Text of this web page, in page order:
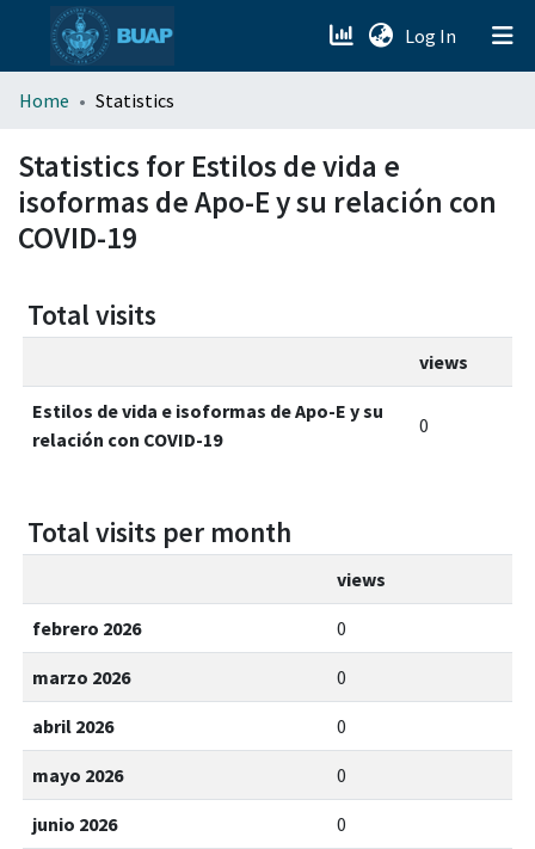
Log In (current)
menu.section.about_menu
All of DSpace
Home Statistics
Statistics for Estilos de vida e
isoformas de Apo-E y su relación con
COVID-19
Total visits
views
Estilos de vida e isoformas de Apo-E y su
relación con COVID-19
0
Total visits per month
views
febrero 2026 0
marzo 2026 0
abril 2026 0
mayo 2026 0
junio 2026 0